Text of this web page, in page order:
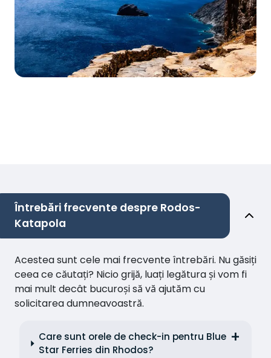
Întrebări frecvente despre Rodos-
Katapola
Acestea sunt cele mai frecvente întrebări. Nu găsiți
ceea ce căutați? Nicio grijă, luați legătura și vom fi
mai mult decât bucuroși să vă ajutăm cu
solicitarea dumneavoastră.
Care sunt orele de check-in pentru Blue
Star Ferries din Rhodos?